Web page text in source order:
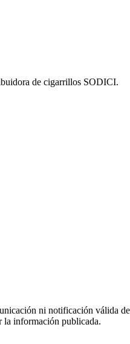
de cigarrillos SODICI.
ni notificación válida
la información publicada.